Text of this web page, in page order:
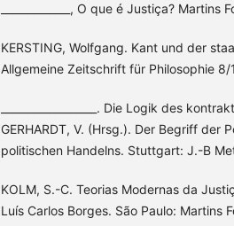
_____________, O que é Justiça?
KERSTING, Wolfgang. Kant und der
Allgemeine Zeitschrift für Philosophie 8/
__________________. Die Logik des
GERHARDT, V. (Hrsg.). Der Begriff der
politischen Handelns. Stuttgart: J.-B
KOLM, S.-C. Teorias Modernas da
Luís Carlos Borges. São Paulo: Martins